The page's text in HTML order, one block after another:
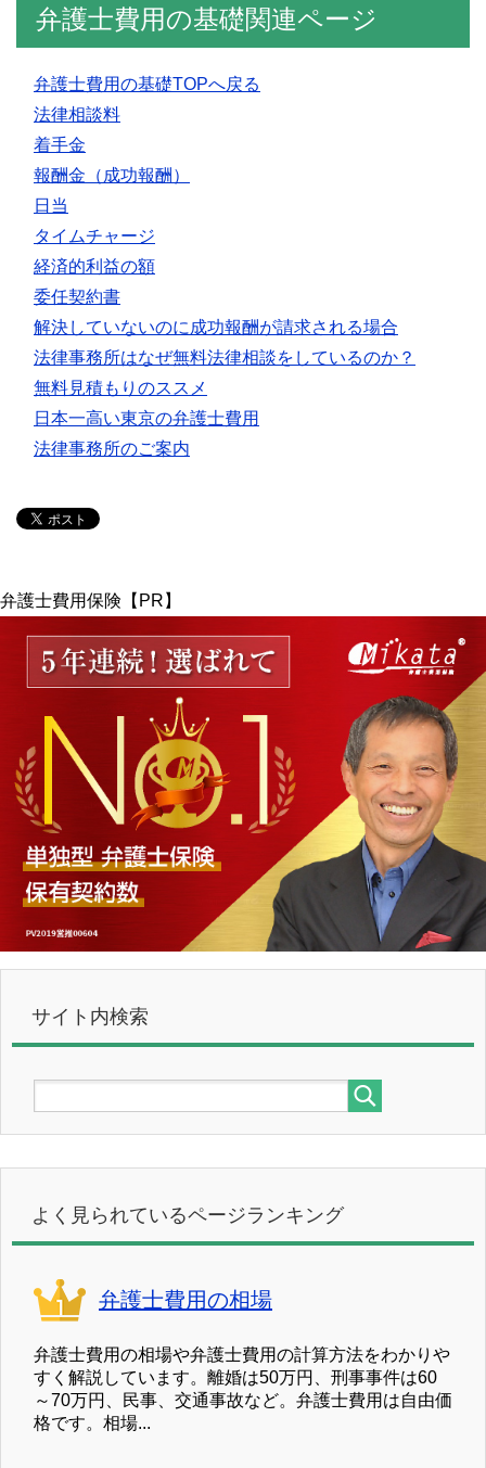
弁護士費用の基礎関連ページ
弁護士費用の基礎TOPへ戻る
法律相談料
着手金
報酬金（成功報酬）
日当
タイムチャージ
経済的利益の額
委任契約書
解決していないのに成功報酬が請求される場合
法律事務所はなぜ無料法律相談をしているのか？
無料見積もりのススメ
日本一高い東京の弁護士費用
法律事務所のご案内
弁護士費用保険【PR】
サイト内検索
よく見られているページランキング
弁護士費用の相場
弁護士費用の相場や弁護士費用の計算方法をわかりや
すく解説しています。離婚は50万円、刑事事件は60
～70万円、民事、交通事故など。弁護士費用は自由価
格です。相場...